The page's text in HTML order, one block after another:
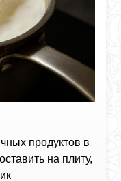
продуктов в
на плиту,